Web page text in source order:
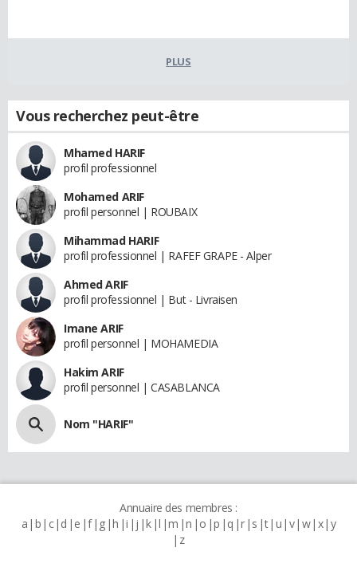
PLUS
Vous recherchez peut-être
Mhamed HARIF
profil professionnel
Mohamed ARIF
profil personnel | ROUBAIX
Mihammad HARIF
profil professionnel | RAFEF GRAPE - Alper
Ahmed ARIF
profil professionnel | But - Livraisen
Imane ARIF
profil personnel | MOHAMEDIA
Hakim ARIF
profil personnel | CASABLANCA
Nom "HARIF"
Annuaire des membres :
a b c d e f g h i j k l m n o p q r s t u v w x y
z